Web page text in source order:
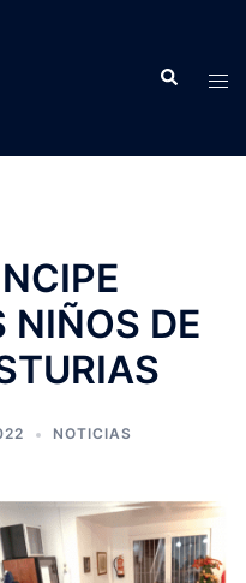
Buscar
NIÑOS DE
NOTICIAS